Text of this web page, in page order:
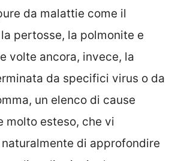
da malattie come il
pertosse, la polmonite e
volte ancora, invece, la
da specifici virus o da
un elenco di cause
molto esteso, che vi
di approfondire